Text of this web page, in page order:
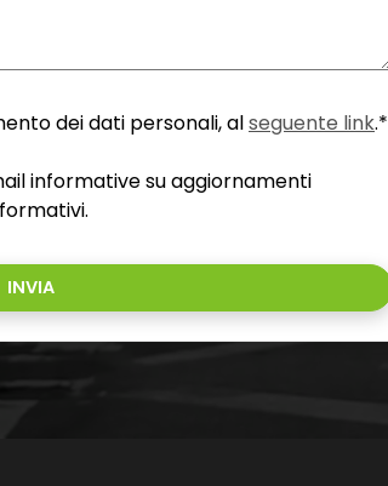
dei dati personali, alseguente link.*
informative su aggiornamenti
INVIA